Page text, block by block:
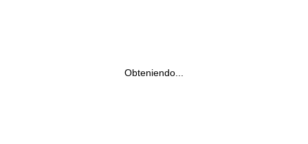
Obteniendo...